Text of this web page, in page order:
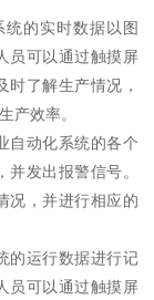
的实时数据以图
员可以通过触摸屏
了解生产情况，
产效率。
自动化系统的各个
发出报警信号。
况，并进行相应的
的运行数据进行记
员可以通过触摸屏